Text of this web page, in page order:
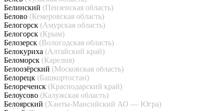
Белинский (Пензенская область)
Белово (Кемеровская область)
Белогорск (Амурская область)
Белогорск (Крым)
Белозерск (Вологодская область)
Белокуриха (Алтайский край)
Беломорск (Карелия)
Белоозёрский (Московская область)
Белорецк (Башкортостан)
Белореченск (Краснодарский край)
Белоусово (Калужская область)
Белоярский (Ханты-Мансийский АО — Югра)